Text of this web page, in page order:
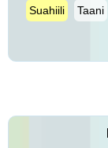
Suahiili Taani